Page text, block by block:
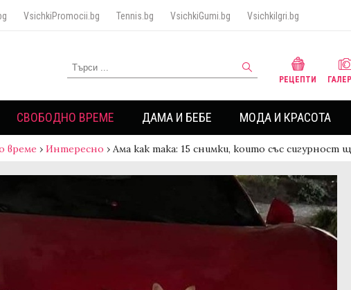
VsichkiPromocii.bg Tennis.bg VsichkiGumi.bg VsichkiIgri.bg
РЕЦЕПТИ
СВОБОДНО ВРЕМЕ ДАМА И БЕБЕ МОДА И КРАСОТА
време › Интересно › Ама как така: 15 снимки, които със сигурност